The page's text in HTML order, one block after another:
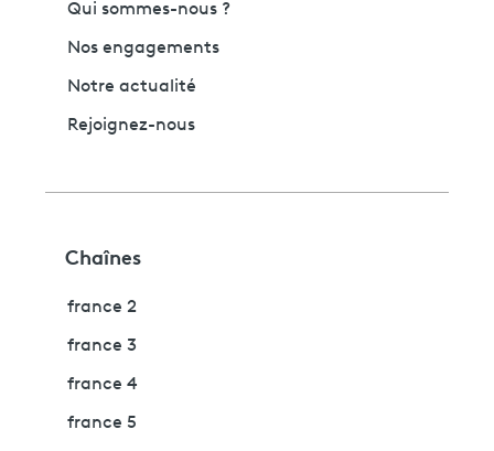
Qui sommes-nous ?
Nos engagements
Notre actualité
Rejoignez-nous
Chaînes
france 2
france 3
france 4
france 5